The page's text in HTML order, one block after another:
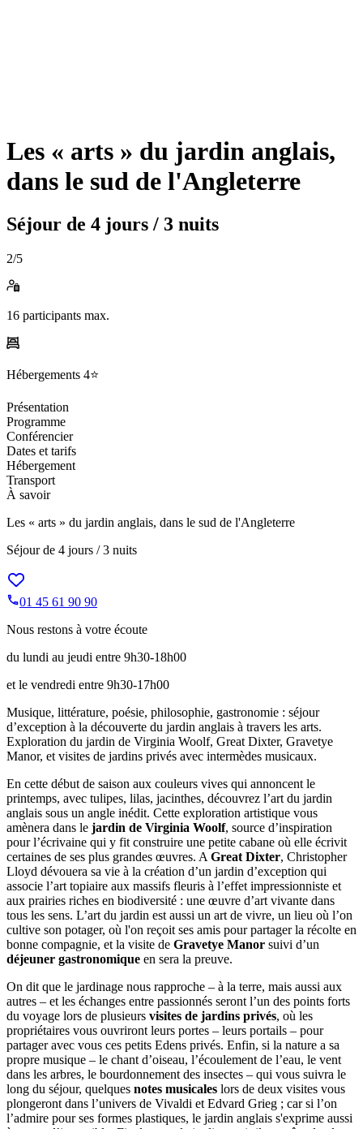
Les « arts » du jardin anglais,
dans le sud de l'Angleterre
Séjour de 4 jours / 3 nuits
2/5
16 participants max.
Hébergements 4⭐️
Présentation
Programme
Conférencier
Dates et tarifs
Hébergement
Transport
À savoir
Les « arts » du jardin anglais, dans le sud de l'Angleterre
Séjour de 4 jours / 3 nuits
01 45 61 90 90
Nous restons à votre écoute
du lundi au jeudi entre 9h30-18h00
et le vendredi entre 9h30-17h00
Musique, littérature, poésie, philosophie, gastronomie : séjour
d’exception à la découverte du jardin anglais à travers les arts.
Exploration du jardin de Virginia Woolf, Great Dixter, Gravetye
Manor, et visites de jardins privés avec intermèdes musicaux.
En cette début de saison aux couleurs vives qui annoncent le
printemps, avec tulipes, lilas, jacinthes, découvrez l’art du jardin
anglais sous un angle inédit. Cette exploration artistique vous
amènera dans le jardin de Virginia Woolf, source d’inspiration
pour l’écrivaine qui y fit construire une petite cabane où elle écrivit
certaines de ses plus grandes œuvres. A Great Dixter, Christopher
Lloyd dévouera sa vie à la création d’un jardin d’exception qui
associe l’art topiaire aux massifs fleuris à l’effet impressionniste et
aux prairies riches en biodiversité : une œuvre d’art vivante dans
tous les sens. L’art du jardin est aussi un art de vivre, un lieu où l’on
cultive son potager, où l'on reçoit ses amis pour partager la récolte en
bonne compagnie, et la visite de Gravetye Manor suivi d’un
déjeuner gastronomique en sera la preuve.
On dit que le jardinage nous rapproche – à la terre, mais aussi aux
autres – et les échanges entre passionnés seront l’un des points forts
du voyage lors de plusieurs visites de jardins privés, où les
propriétaires vous ouvriront leurs portes – leurs portails – pour
partager avec vous ces petits Edens privés. Enfin, si la nature a sa
propre musique – le chant d’oiseau, l’écoulement de l’eau, le vent
dans les arbres, le bourdonnement des insectes – qui vous suivra le
long du séjour, quelques notes musicales lors de deux visites vous
plongeront dans l’univers de Vivaldi et Edvard Grieg ; car si l’on
l’admire pour ses formes plastiques, le jardin anglais s'exprime aussi